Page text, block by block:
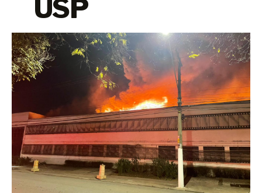
USP